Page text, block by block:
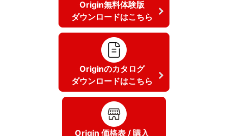
Origin無料体験版
ダウンロードはこちら
Originのカタログ
ダウンロードはこちら
Origin 価格表 / 購入